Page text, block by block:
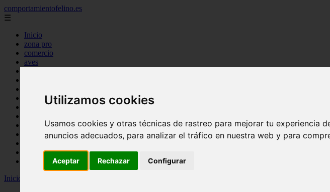
Utilizamos cookies
Usamos cookies y otras técnicas de rastreo para mejorar tu experiencia
anuncios adecuados, para analizar el tráfico en nuestra web y para
Aceptar Rechazar Configurar
comportamientofelino.es
☰
Inicio
zona pro
comercio
aves
acuariofilia
articulos
nombres para gatos
novedades
uncategorized
Inicio